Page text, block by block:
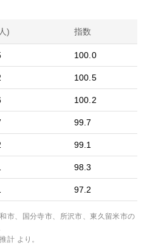
) 指数
100.0
100.5
100.2
99.7
99.1
98.3
97.2
市、国分寺市、所沢市、東久留米市の
計 より。